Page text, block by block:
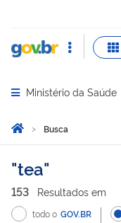
Abrir menu
Ministério da Saúde
Você está aqui:
Página Inicial
Busca
Busca
tea
153 Resultados em
todo o GOV.BR